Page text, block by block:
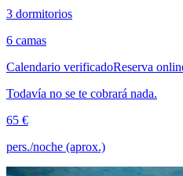
3 dormitorios
6 camas
Calendario verificadoReserva
Todavía no se te cobrará nada.
65 €
pers./noche (aprox.)